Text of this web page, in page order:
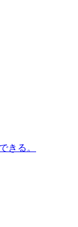
きる。